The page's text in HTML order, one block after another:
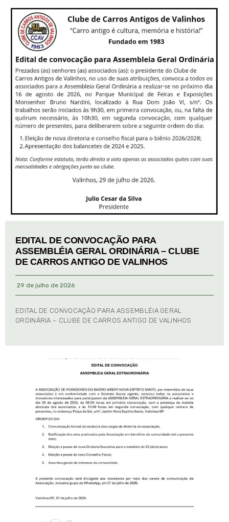
EDITAL DE CONVOCAÇÃO PARA
ASSEMBLÉIA GERAL ORDINÁRIA – CLUBE
DE CARROS ANTIGO DE VALINHOS
29 de julho de 2026
EDITAL DE CONVOCAÇÃO PARA ASSEMBLÉIA GERAL
ORDINÁRIA – CLUBE DE CARROS ANTIGO DE VALINHOS